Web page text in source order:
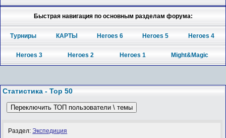
Быстрая навигация по основным разделам форума:
Турниры КАРТЫ Heroes 6 Heroes 5 Heroes 4
Heroes 3 Heroes 2 Heroes 1 Might&Magic
Статистика - Top 50
Переключить ТОП пользователи \ темы
Раздел:Экспедиция